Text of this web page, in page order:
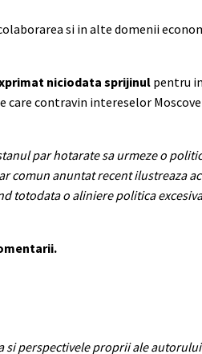
si in alte domenii
niciodata sprijinul pentru
care contravin intereselor
par hotarate sa urmeze o
comun anuntat recent ilustreaza
totodata o aliniere politica
si perspectivele proprii ale